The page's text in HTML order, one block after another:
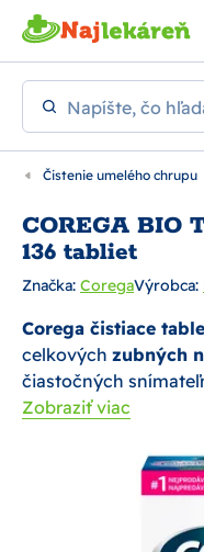
Preskočiť na hlavný
Napíšte, čo
Čistenie umelého chrupu
COREGA BIO
136 tabliet
Značka: CoregaVýrobca:
Corega čistiace
celkových zubných
čiastočných
Zobraziť viac